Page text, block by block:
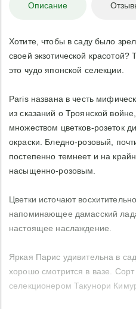
Описание
Хотите, чтобы в саду было
своей экзотической красотой?
это чудо японской селекции.
Paris названа в честь
из сказаний о Троянской
множеством цветков-розеток
окраски. Бледно-розовый,
постепенно темнеет и на
насыщенно-розовым.
Цветки источают
напоминающее дамасский
настоящее наслаждение.
Яркая Парис удивительна в
хорошо смотрится в вазе.
селекционером Такунори